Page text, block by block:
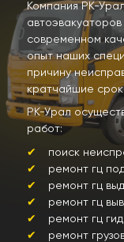
Компания РК-
современном
опыт наших
причину
кратчайшие
РК-Урал
работ:
поиск
ремонт гц
ремонт гц
ремонт гц
ремонт гц
ремонт